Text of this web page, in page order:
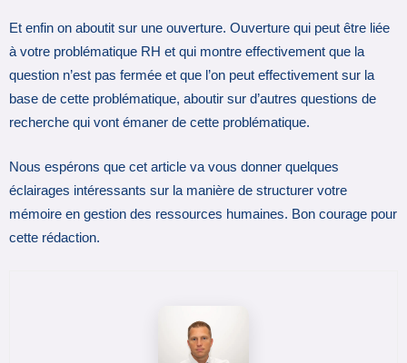
Et enfin on aboutit sur une ouverture. Ouverture qui peut être liée
à votre problématique RH et qui montre effectivement que la
question n’est pas fermée et que l’on peut effectivement sur la
base de cette problématique, aboutir sur d’autres questions de
recherche qui vont émaner de cette problématique.
Nous espérons que cet article va vous donner quelques
éclairages intéressants sur la manière de structurer votre
mémoire en gestion des ressources humaines. Bon courage pour
cette rédaction.